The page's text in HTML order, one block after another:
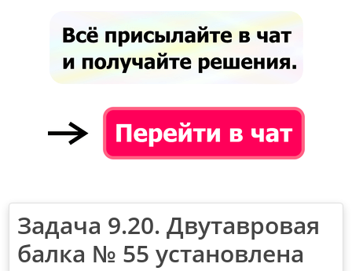
Задача 9.20. Двутавровая
балка № 55 установлена